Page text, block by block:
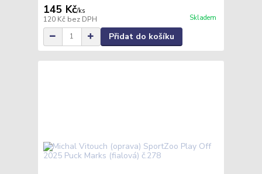
145 Kč/ks
120 Kč bez DPH Skladem
Přidat do košíku